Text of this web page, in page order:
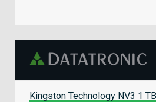
Kingston Technology NV3 1